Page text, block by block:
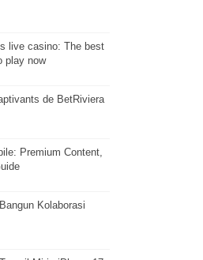
live casino: The best
play now
de BetRiviera
Premium Content,
Kolaborasi